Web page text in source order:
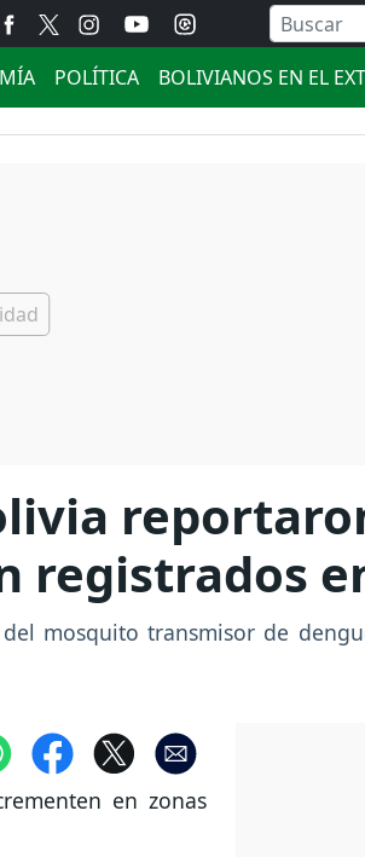
POLÍTICA BOLIVIANOS EN EL
registrados
mosquito transmisor de